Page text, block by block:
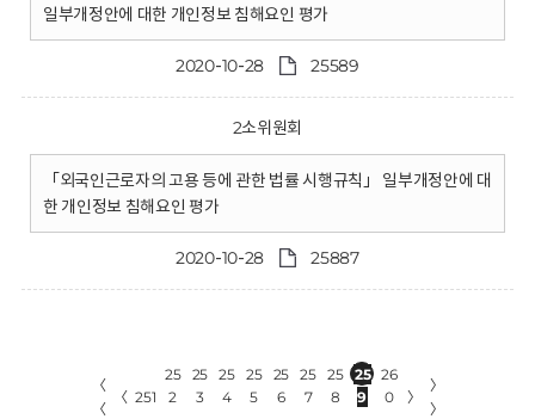
일부개정안에 대한 개인정보 침해요인 평가
2020-10-28 25589
2소위원회
「외국인근로자의 고용 등에 관한 법률 시행규칙」 일부개정안에 대
한 개인정보 침해요인 평가
2020-10-28 25887
〈
〈
〈 251
25
2
25
3
25
4
25
5
25
6
25
7
25
8
25
9
26
0
〉
〉
〉